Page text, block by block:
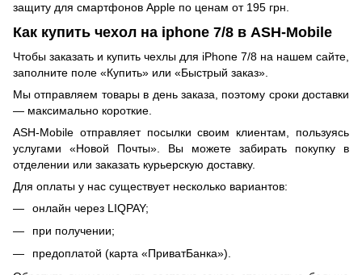
защиту для смартфонов Apple по ценам от 195 грн.
Как купить чехол на iphone 7/8 в ASH-Mobile
Чтобы заказать и купить чехлы для iPhone 7/8 на нашем сайте,
заполните поле «Купить» или «Быстрый заказ».
Мы отправляем товары в день заказа, поэтому сроки доставки
— максимально короткие.
ASH-Mobile отправляет посылки своим клиентам, пользуясь
услугами «Новой Почты». Вы можете забирать покупку в
отделении или заказать курьерскую доставку.
Для оплаты у нас существует несколько вариантов:
онлайн через LIQPAY;
при получении;
предоплатой (карта «ПриватБанка»).